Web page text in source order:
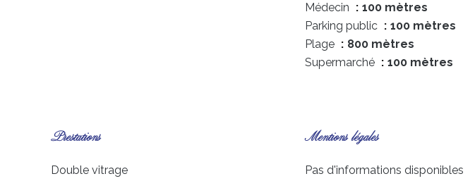
Médecin
100 mètres
Parking public
100 mètres
Plage
800 mètres
Supermarché
100 mètres
Prestations
Double vitrage
Mentions légales
Pas d'informations disponibles